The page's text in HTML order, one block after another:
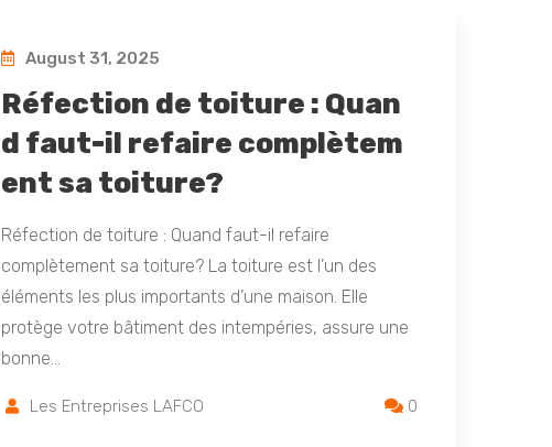
August 31, 2025
Réfection de toiture : Quan
d faut-il refaire complètem
ent sa toiture?
Réfection de toiture : Quand faut-il refaire
complètement sa toiture? La toiture est l’un des
éléments les plus importants d’une maison. Elle
protège votre bâtiment des intempéries, assure une
bonne…
Les Entreprises LAFCO 0